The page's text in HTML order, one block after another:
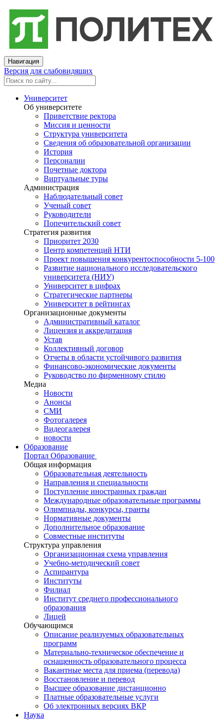
Навигация
Версия для слабовидящих
Университет
Об университете
Приветствие ректора
Миссия и ценности
Структура университета
Сведения об образовательной организации
История
Персоналии
Почетные доктора
Виртуальные туры
Администрация
Наблюдательный совет
Ученый совет
Руководители
Попечительский совет
Стратегия развития
Приоритет 2030
Центр компетенций НТИ
Проект повышения конкурентоспособности 5-100
Развитие национального исследовательского
университета (НИУ)
Университет в цифрах
Стратегические партнеры
Университет в рейтингах
Организационные документы
Административный каталог
Лицензия и аккредитация
Устав
Коллективный договор
Отчеты в области устойчивого развития
Финансово-экономические документы
Руководство по фирменному стилю
Медиа
Новости
Анонсы
СМИ
Фотогалерея
Видеогалерея
новости
Образование
Портал Образование
Общая информация
Образовательная деятельность
Направления и специальности
Поступление иностранных граждан
Международные образовательные программы
Олимпиады, конкурсы, гранты
Нормативные документы
Дополнительное образование
Совместные институты
Структура управления
Организационная схема управления
Учебно-методический совет
Аспирантура
Институты
Филиал
Институт среднего профессионального
образования
Лицей
Обучающимся
Описание реализуемых образовательных
программ
Материально-техническое обеспечение и
оснащенность образовательного процесса
Вакантные места для приема (перевода)
Восстановление и перевод
Высшее образование дистанционно
Платные образовательные услуги
Об электронных версиях ВКР
Наука